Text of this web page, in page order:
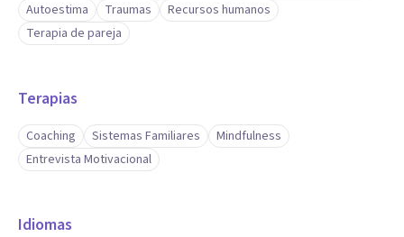
Autoestima
Traumas
Recursos humanos
Terapia de pareja
Terapias
Coaching Sistemas Familiares
Mindfulness
Entrevista Motivacional
Idiomas